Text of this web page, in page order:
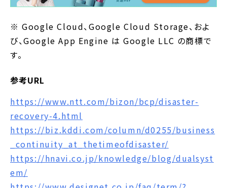
※ Google Cloud、Google Cloud Storage、およ
び、Google App Engine は Google LLC の商標で
す。
参考URL
https://www.ntt.com/bizon/bcp/disaster-
recovery-4.html
https://biz.kddi.com/column/d0255/business
_continuity_at_thetimeofdisaster/
https://hnavi.co.jp/knowledge/blog/dualsyst
em/